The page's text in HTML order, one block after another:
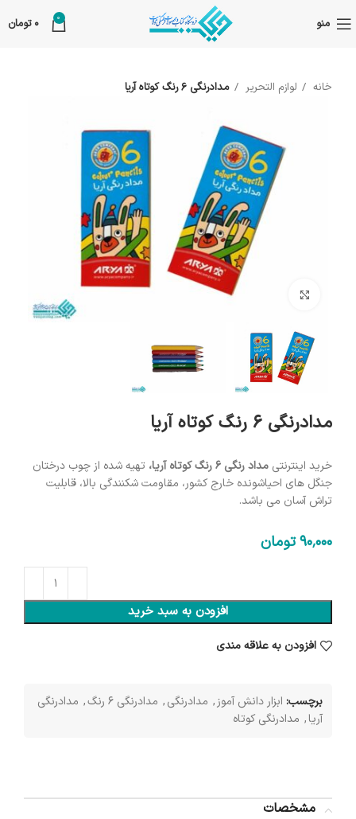
منو 0
0 تومان
خانه لوازم التحریر مدادرنگی 6 رنگ کوتاه آریا
بزرگنمایی تصویر
مدادرنگی 6 رنگ کوتاه آریا
خرید اینترنتی مداد رنگی 6 رنگ کوتاه آریا،
تهیه شده از چوب درختان
جنگل های احیاشونده خارج کشور، مقاومت شکنندگی بالا، قابلیت
تراش آسان می باشد.
90٬000تومان
افزودن به سبد خرید
افزودن به علاقه مندی
برچسب: ابزار دانش آموز, مدادرنگی, مدادرنگی 6 رنگ , مدادرنگی
آریا, مدادرنگی کوتاه
مشخصات